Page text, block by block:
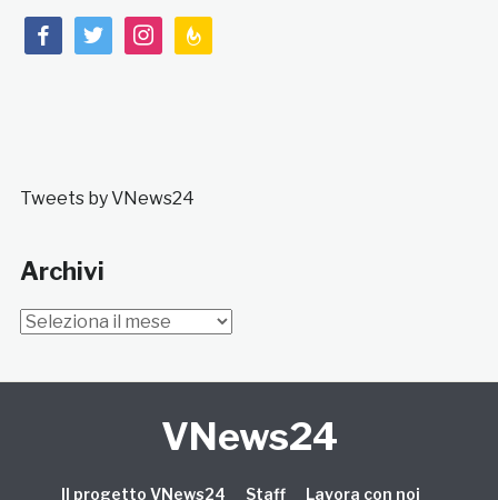
facebooktwitterinstagramfeedburner
Tweets by VNews24
Archivi
Archivi
VNews24
Il progetto VNews24 Staff Lavora con noi